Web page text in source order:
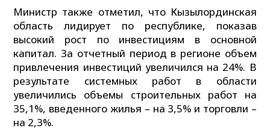
Министр также отметил, что Кызылординская
область лидирует по республике, показав
высокий рост по инвестициям в основной
капитал. За отчетный период в регионе объем
привлечения инвестиций увеличился на 24%. В
результате системных работ в области
увеличились объемы строительных работ на
35,1%, введенного жилья – на 3,5% и торговли –
на 2,3%.